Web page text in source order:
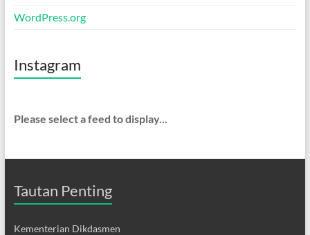
WordPress.org
Instagram
Please select a feed to display...
Tautan Penting
Kementerian Dikdasmen